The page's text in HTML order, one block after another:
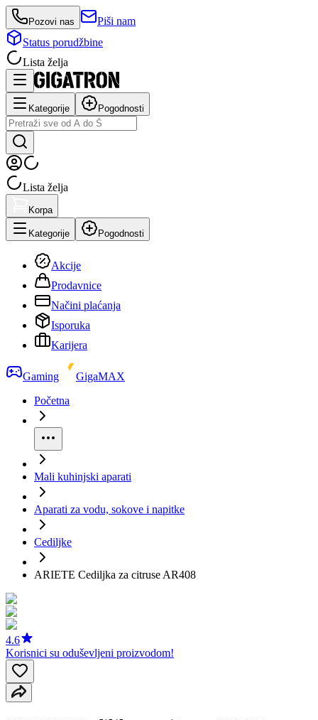
Pozovi nas
Piši nam
Status porudžbine
Lista želja
Kategorije Pogodnosti
Lista želja
Korpa
Kategorije Pogodnosti
Akcije
Prodavnice
Načini plaćanja
Isporuka
Karijera
Gaming
GigaMAX
Početna
Mali kuhinjski aparati
Aparati za vodu, sokove i napitke
Cediljke
ARIETE Cediljka za citruse AR408
4.6
Korisnici su oduševljeni proizvodom!